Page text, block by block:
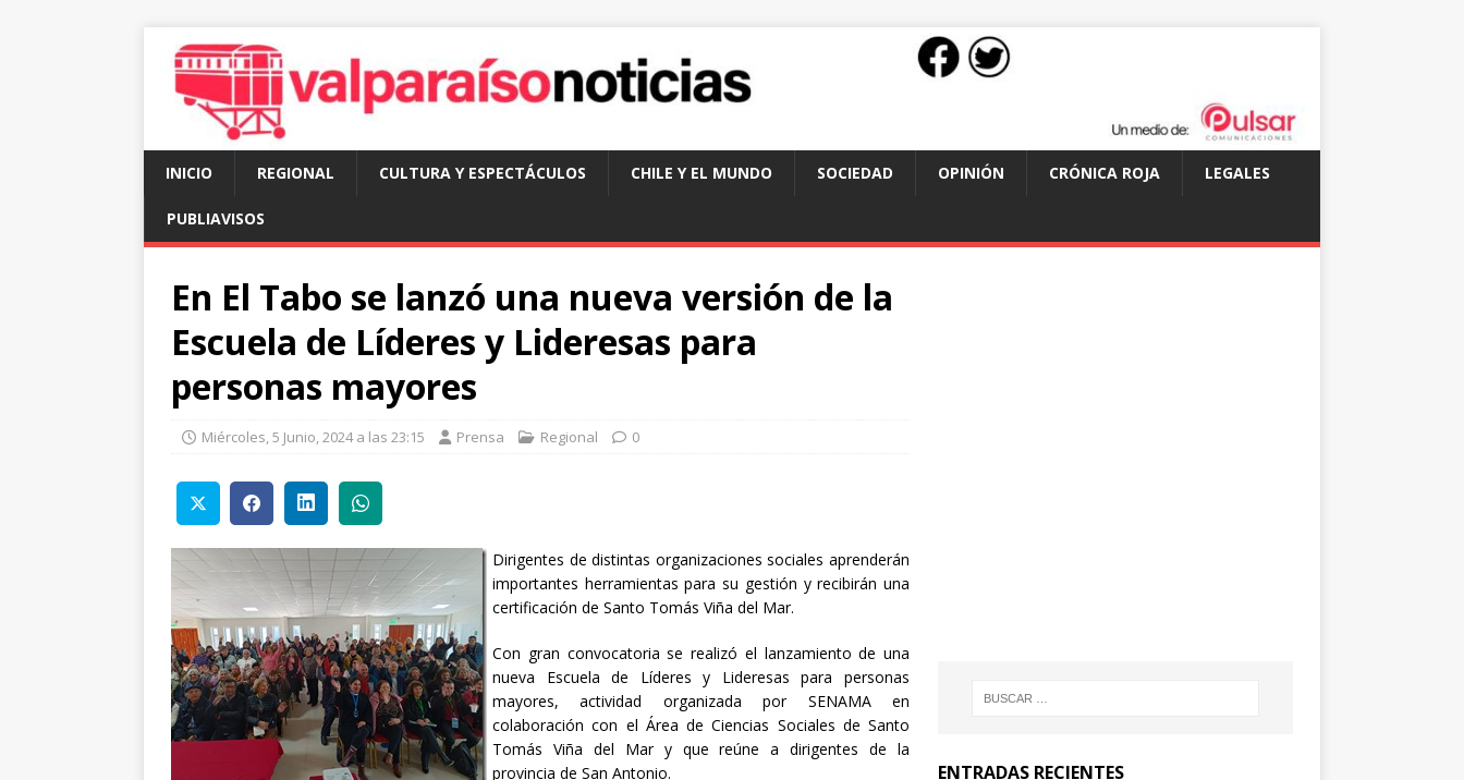
INICIO REGIONAL CULTURA Y ESPECTÁCULOS CHILE Y EL MUNDO SOCIEDAD OPINIÓN CRÓNICA ROJA LEGALES
PUBLIAVISOS
En El Tabo se lanzó una nueva versión de la
Escuela de Líderes y Lideresas para
personas mayores
Miércoles, 5 Junio, 2024 a las 23:15 Prensa Regional 0
Dirigentes de distintas organizaciones sociales aprenderán
importantes herramientas para su gestión y recibirán una
certificación de Santo Tomás Viña del Mar.
Con gran convocatoria se realizó el lanzamiento de una
nueva Escuela de Líderes y Lideresas para personas
mayores, actividad organizada por SENAMA en
colaboración con el Área de Ciencias Sociales de Santo
Tomás Viña del Mar y que reúne a dirigentes de la
provincia de San Antonio.
ENTRADAS RECIENTES